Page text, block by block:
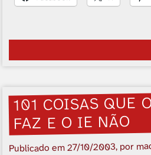
101 COISAS QUE
FAZ E O IE NÃO
Publicado em27/10/2003, por